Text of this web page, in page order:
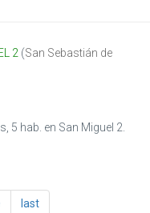
2 (San Sebastián de
5 hab. en San Miguel 2.
last